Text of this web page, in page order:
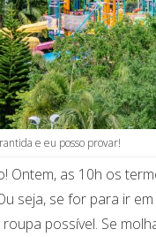
e eu posso provar!
Ontem, as 10h os
seja, se for para ir
possível. Se